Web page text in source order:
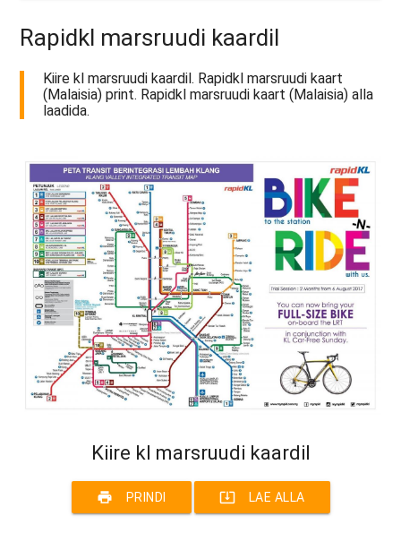
Rapidkl marsruudi kaardil
Kiire kl marsruudi kaardil. Rapidkl marsruudi kaart
(Malaisia) print. Rapidkl marsruudi kaart (Malaisia) alla
laadida.
Kiire kl marsruudi kaardil
print PRINDI system_update_alt LAE ALLA